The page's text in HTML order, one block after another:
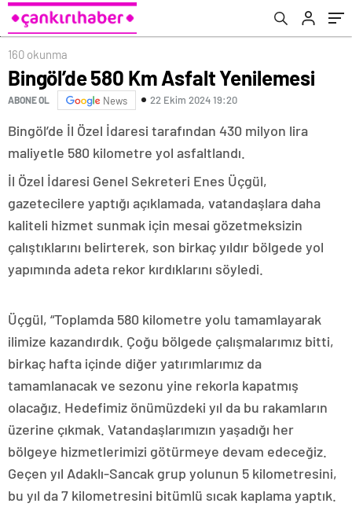
160 okunma
Bingöl’de 580 Km Asfalt Yenilemesi
ABONE OL News 22 Ekim 2024 19:20
Bingöl’de İl Özel İdaresi tarafından 430 milyon lira
maliyetle 580 kilometre yol asfaltlandı.
İl Özel İdaresi Genel Sekreteri Enes Üçgül,
gazetecilere yaptığı açıklamada, vatandaşlara daha
kaliteli hizmet sunmak için mesai gözetmeksizin
çalıştıklarını belirterek, son birkaç yıldır bölgede yol
yapımında adeta rekor kırdıklarını söyledi.
Üçgül, “Toplamda 580 kilometre yolu tamamlayarak
ilimize kazandırdık. Çoğu bölgede çalışmalarımız bitti,
birkaç hafta içinde diğer yatırımlarımız da
tamamlanacak ve sezonu yine rekorla kapatmış
olacağız. Hedefimiz önümüzdeki yıl da bu rakamların
üzerine çıkmak. Vatandaşlarımızın yaşadığı her
bölgeye hizmetlerimizi götürmeye devam edeceğiz.
Geçen yıl Adaklı-Sancak grup yolunun 5 kilometresini,
bu yıl da 7 kilometresini bitümlü sıcak kaplama yaptık.